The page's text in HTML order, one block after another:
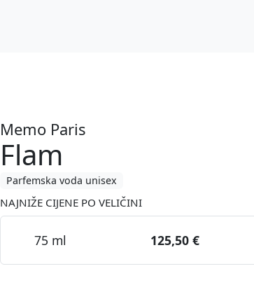
Memo Paris
Flam
Parfemska voda unisex
NAJNIŽE CIJENE PO VELIČINI
75 ml 125,50 €